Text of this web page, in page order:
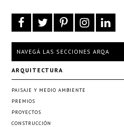
NAVEGÁ LAS SECCIONES ARQA
ARQUITECTURA
PAISAJE Y MEDIO AMBIENTE
PREMIOS
PROYECTOS
CONSTRUCCIÓN